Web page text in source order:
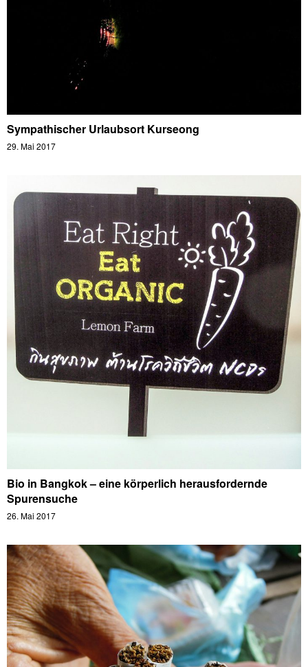
Sympathischer Urlaubsort Kurseong
29. Mai 2017
Bio in Bangkok – eine körperlich herausfordernde
Spurensuche
26. Mai 2017